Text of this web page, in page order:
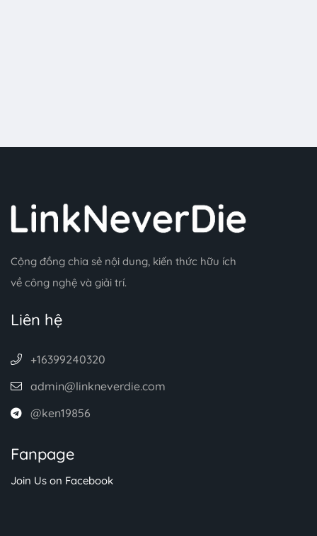
Cộng đồng chia sẻ nội dung, kiến thức hữu ích
về công nghệ và giải trí.
Liên hệ
+16399240320
admin@linkneverdie.com
@ken19856
Fanpage
Join Us on Facebook